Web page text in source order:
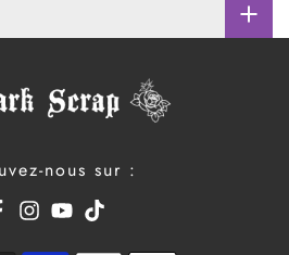
nous sur :